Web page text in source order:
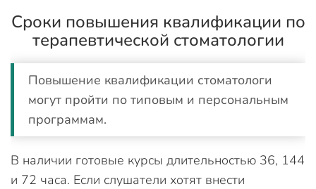
Сроки повышения квалификации по
терапевтической стоматологии
Повышение квалификации стоматологи
могут пройти по типовым и персональным
программам.
В наличии готовые курсы длительностью 36, 144
и 72 часа. Если слушатели хотят внести